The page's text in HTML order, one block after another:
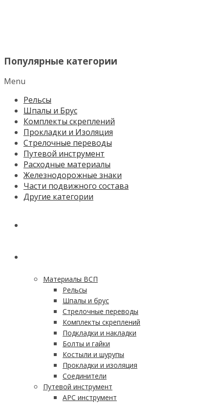
Популярные категории
Menu
Рельсы
Шпалы и Брус
Комплекты скреплений
Прокладки и Изоляция
Стрелочные переводы
Путевой инструмент
Расходные материалы
Железнодорожные знаки
Части подвижного состава
Другие категории
Материалы ВСП
Рельсы
Шпалы и брус
Стрелочные переводы
Комплекты скреплений
Подкладки и накладки
Болты и гайки
Костыли и шурупы
Прокладки и изоляция
Соединители
Путевой инструмент
АРС инструмент